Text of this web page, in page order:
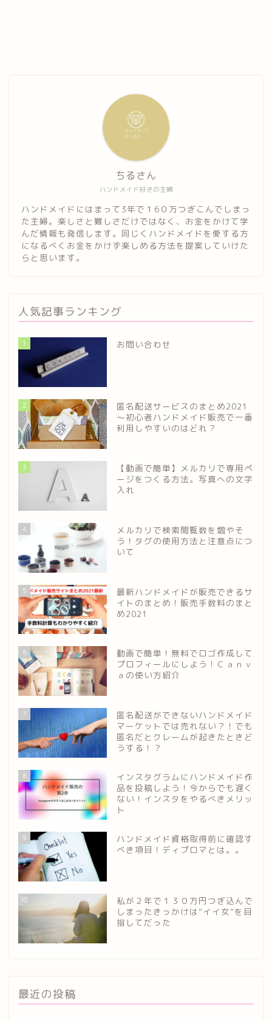
ハンドメイド好きの主婦
ちるさん
ハンドメイドにはまって3年で１6０万つぎこんでしまっ
た主婦。楽しさと難しさだけではなく、お金をかけて学
んだ情報も発信します。同じくハンドメイドを愛する方
になるべくお金をかけず楽しめる方法を提案していけた
らと思います。
人気記事ランキング
1 お問い合わせ
2
匿名配送サービスのまとめ2021
～初心者ハンドメイド販売で一番
利用しやすいのはどれ？
3
【動画で簡単】メルカリで専用ペ
ージをつくる方法。写真への文字
入れ
4
メルカリで検索閲覧数を増やそ
う！タグの使用方法と注意点につ
いて
5
最新ハンドメイドが販売できるサ
イトのまとめ！販売手数料のまと
め2021
6
動画で簡単！無料でロゴ作成して
プロフィールにしよう！Ｃａｎｖ
ａの使い方紹介
7
匿名配送ができないハンドメイド
マーケットでは売れない？！でも
匿名だとクレームが起きたときど
うする！？
8
インスタグラムにハンドメイド作
品を投稿しよう！今からでも遅く
ない！インスタをやるべきメリッ
ト
9
ハンドメイド資格取得前に確認す
べき項目！ディプロマとは。。
10
私が２年で１３０万円つぎ込んで
しまったきっかけは”イイ女”を目
指してだった
最近の投稿